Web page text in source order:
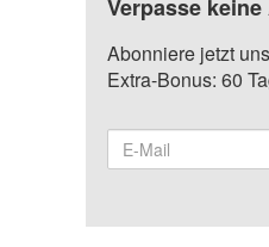
Verpasse
Abonniere jetzt
Extra-Bonus: 60